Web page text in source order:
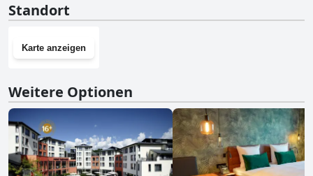
Standort
Karte anzeigen
Weitere Optionen